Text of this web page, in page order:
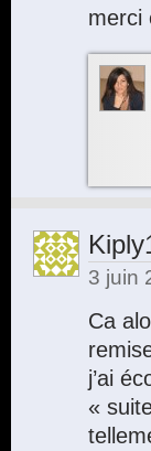
merci
3 juin
Ca
j’ai
«